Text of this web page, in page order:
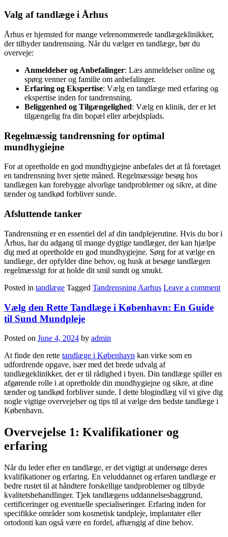
Valg af tandlæge i Århus
Århus er hjemsted for mange velrenommerede tandlægeklinikker,
der tilbyder tandrensning. Når du vælger en tandlæge, bør du
overveje:
Anmeldelser og Anbefalinger: Læs anmeldelser online og
spørg venner og familie om anbefalinger.
Erfaring og Ekspertise: Vælg en tandlæge med erfaring og
ekspertise inden for tandrensning.
Beliggenhed og Tilgængelighed: Vælg en klinik, der er let
tilgængelig fra din bopæl eller arbejdsplads.
Regelmæssig tandrensning for optimal
mundhygiejne
For at opretholde en god mundhygiejne anbefales det at få foretaget
en tandrensning hver sjette måned. Regelmæssige besøg hos
tandlægen kan forebygge alvorlige tandproblemer og sikre, at dine
tænder og tandkød forbliver sunde.
Afsluttende tanker
Tandrensning er en essentiel del af din tandplejerutine. Hvis du bor i
Århus, har du adgang til mange dygtige tandlæger, der kan hjælpe
dig med at opretholde en god mundhygiejne. Sørg for at vælge en
tandlæge, der opfylder dine behov, og husk at besøge tandlægen
regelmæssigt for at holde dit smil sundt og smukt.
Posted in tandlæge Tagged Tandrensning Aarhus Leave a comment
Vælg den Rette Tandlæge i København: En Guide
til Sund Mundpleje
Posted on June 4, 2024 by admin
At finde den rette tandlæge i København kan virke som en
udfordrende opgave, især med det brede udvalg af
tandlægeklinikker, der er til rådighed i byen. Din tandlæge spiller en
afgørende rolle i at opretholde din mundhygiejne og sikre, at dine
tænder og tandkød forbliver sunde. I dette blogindlæg vil vi give dig
nogle vigtige overvejelser og tips til at vælge den bedste tandlæge i
København.
Overvejelse 1: Kvalifikationer og
erfaring
Når du leder efter en tandlæge, er det vigtigt at undersøge deres
kvalifikationer og erfaring. En veluddannet og erfaren tandlæge er
bedre rustet til at håndtere forskellige tandproblemer og tilbyde
kvalitetsbehandlinger. Tjek tandlægens uddannelsesbaggrund,
certificeringer og eventuelle specialiseringer. Erfaring inden for
specifikke områder som kosmetisk tandpleje, implantater eller
ortodonti kan også være en fordel, afhængig af dine behov.